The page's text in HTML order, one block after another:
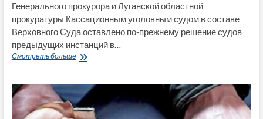
Генерального прокурора и Луганской областной
прокуратуры Кассационным уголовным судом в составе
Верховного Суда оставлено по-прежнему решение судов
предыдущих инстанций в…
Смотреть большеУбийце
Лисичанске
в
2017